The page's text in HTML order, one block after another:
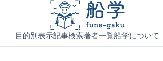
目的別表示記事検索著者一覧船学について